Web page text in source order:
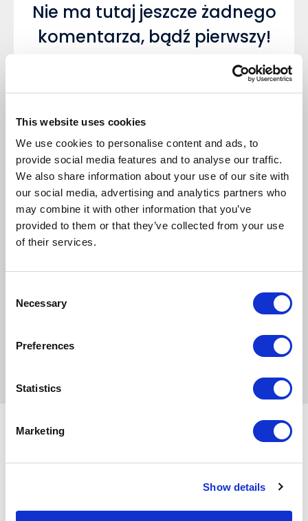
This website uses cookies
We use cookies to personalise content and ads, to
provide social media features and to analyse our traffic.
We also share information about your use of our site with
our social media, advertising and analytics partners who
may combine it with other information that you’ve
provided to them or that they’ve collected from your use
of their services.
Selection
Necessary
Preferences
Statistics
Marketing
Show details
Nie ma tutaj jeszcze żadnego
komentarza, bądź pierwszy!
Napisz komentarz
DODAJ KOMENTARZ
Partnerzy współpracujący